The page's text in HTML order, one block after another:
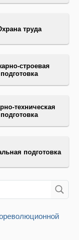
труда
строевая
подготовка
техническая
подготовка
подготовка